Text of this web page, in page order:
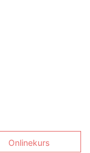
Onlinekurs